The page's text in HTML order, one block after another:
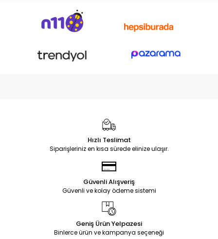
Hızlı Teslimat
Siparişleriniz en kısa sürede elinize ulaşır.
Güvenli Alışveriş
Güvenli ve kolay ödeme sistemi
Geniş Ürün Yelpazesi
Binlerce ürün ve kampanya seçeneği